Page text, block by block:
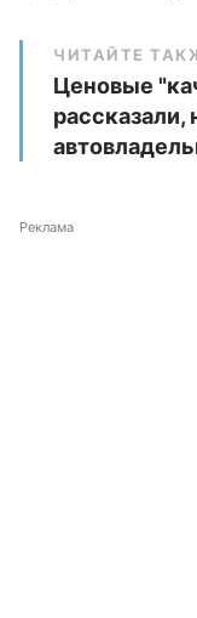
ЧИТАЙТЕ
Ценовые
рассказали,
Реклама